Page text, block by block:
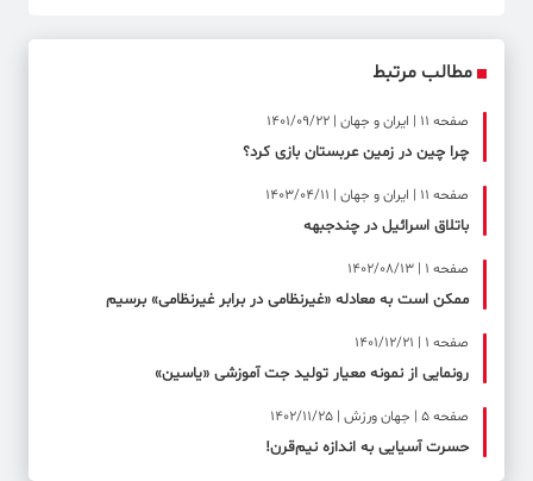
مطالب مرتبط
صفحه ۱۱ | ایران و جهان | 1401/09/22
چرا چین در زمین عربستان بازی کرد؟
صفحه ۱۱ | ایران و جهان | 1403/04/11
باتلاق اسرائیل در چندجبهه
صفحه ۱ | 1402/08/13
ممکن است به معادله «غیرنظامی در برابر غیرنظامی» برسیم
صفحه ۱ | 1401/12/21
رونمایی از نمونه معیار تولید جت آموزشی «یاسین»
صفحه ۵ | جهان ورزش | 1402/11/25
حسرت آسیایی به اندازه نیم‌قرن!